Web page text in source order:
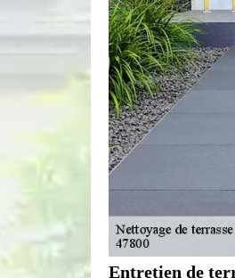
Entretien de